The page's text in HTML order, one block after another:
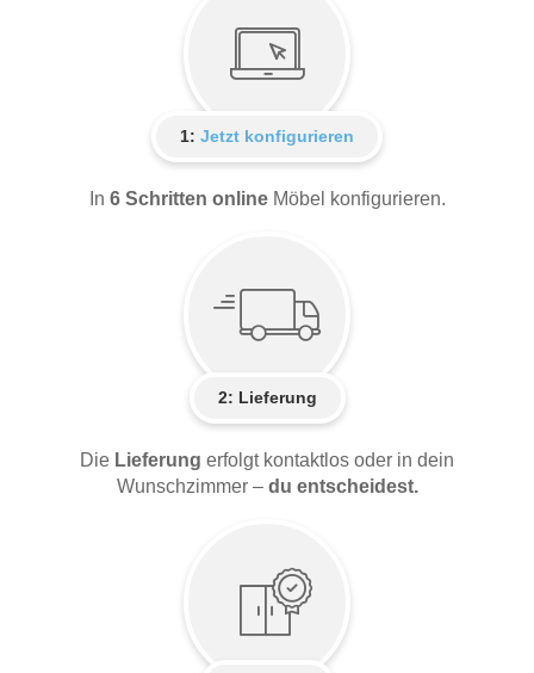
1: Jetzt konfigurieren
In 6 Schritten online Möbel konfigurieren.
2: Lieferung
Die Lieferung erfolgt kontaktlos oder in dein
Wunschzimmer – du entscheidest.